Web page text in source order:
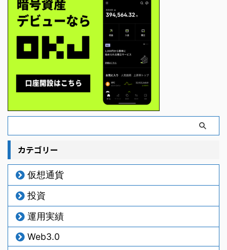
カテゴリー
仮想通貨
投資
運用実績
Web3.0